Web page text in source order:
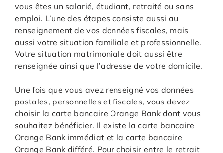
vous êtes un salarié, étudiant, retraité ou sans
emploi. L’une des étapes consiste aussi au
renseignement de vos données fiscales, mais
aussi votre situation familiale et professionnelle.
Votre situation matrimoniale doit aussi être
renseignée ainsi que l’adresse de votre domicile.
Une fois que vous avez renseigné vos données
postales, personnelles et fiscales, vous devez
choisir la carte bancaire Orange Bank dont vous
souhaitez bénéficier. Il existe la carte bancaire
Orange Bank immédiat et la carte bancaire
Orange Bank différé. Pour choisir entre le retrait